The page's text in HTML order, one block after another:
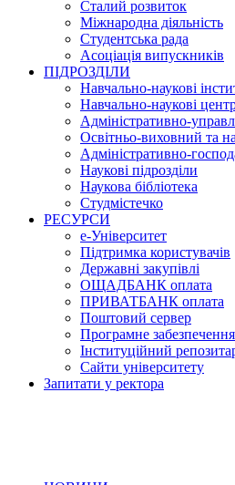
Сталий розвиток
Міжнародна діяльність
Студентська рада
Асоціація випускників
ПІДРОЗДІЛИ
Навчально-наукові
Навчально-наукові
Адміністративно-
Освітньо-виховний та
Адміністративно-
Наукові підрозділи
Наукова бібліотека
Студмістечко
РЕСУРСИ
е-Університет
Підтримка користувачів
Державні закупівлі
ОЩАДБАНК оплата
ПРИВАТБАНК оплата
Поштовий сервер
Програмне забезпечення
Інституційний
Сайти університету
Запитати у ректора